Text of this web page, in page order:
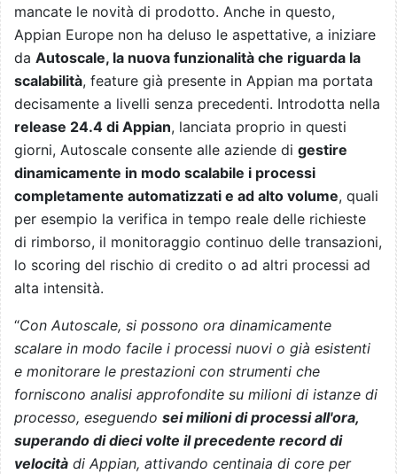
mancate le novità di prodotto. Anche in questo,
Appian Europe non ha deluso le aspettative, a iniziare
da Autoscale, la nuova funzionalità che riguarda la
scalabilità, feature già presente in Appian ma portata
decisamente a livelli senza precedenti. Introdotta nella
release 24.4 di Appian, lanciata proprio in questi
giorni, Autoscale consente alle aziende di gestire
dinamicamente in modo scalabile i processi
completamente automatizzati e ad alto volume, quali
per esempio la verifica in tempo reale delle richieste
di rimborso, il monitoraggio continuo delle transazioni,
lo scoring del rischio di credito o ad altri processi ad
alta intensità.
“Con Autoscale, si possono ora dinamicamente
scalare in modo facile i processi nuovi o già esistenti
e monitorare le prestazioni con strumenti che
forniscono analisi approfondite su milioni di istanze di
processo, eseguendo sei milioni di processi all'ora,
superando di dieci volte il precedente record di
velocità di Appian, attivando centinaia di core per